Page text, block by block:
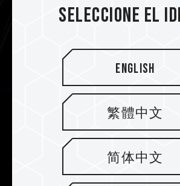
ECC on-die para darle
al sistema
La memoria DELTA RGB DDR5
con ECC on-die, lo que ofrece
Seleccione el
English
繁體中文
简体中文